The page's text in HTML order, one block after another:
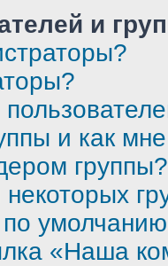
и
и как
группы?
по
«Наша